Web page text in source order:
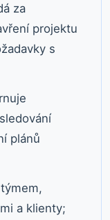
za
projektu
s
plánů
a klienty;